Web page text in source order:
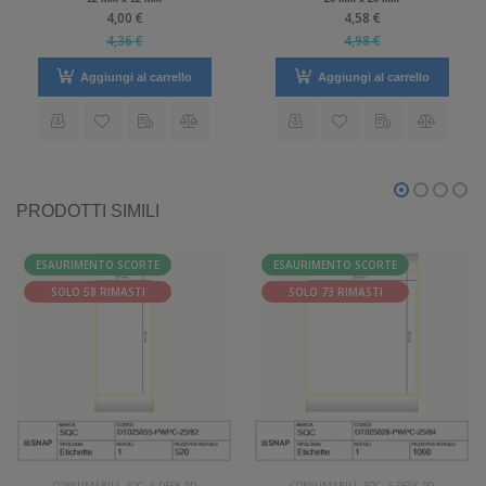
4,00 €
4,36 €
Aggiungi al carrello
4,58 €
4,98 €
Aggiungi al carrello
PRODOTTI SIMILI
ESAURIMENTO SCORTE
SOLO 58 RIMASTI
ESAURIMENTO SCORTE
SOLO 73 RIMASTI